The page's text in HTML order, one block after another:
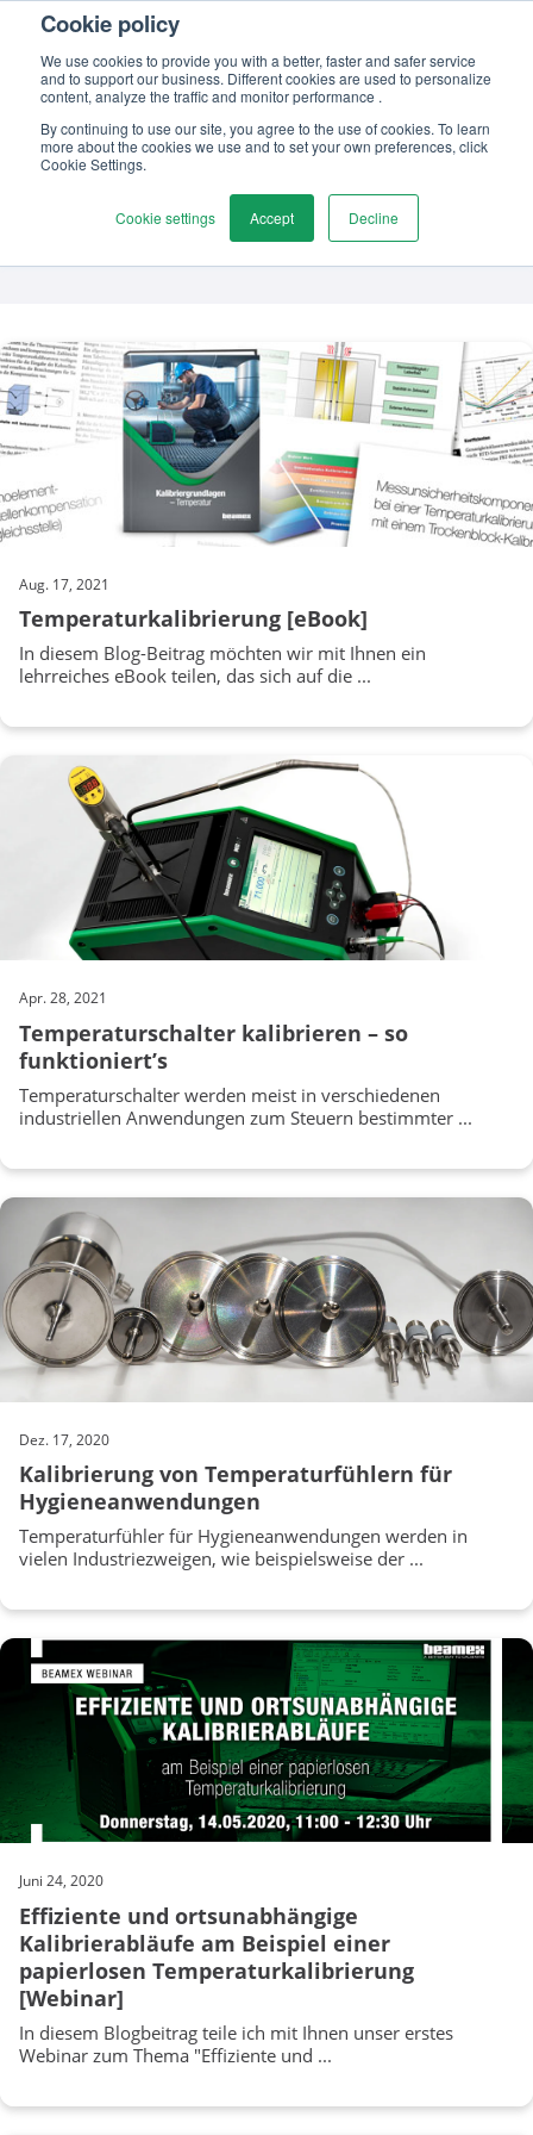
Cookie policy
We use cookies to provide you with a better, faster and safer service
and to support our business. Different cookies are used to personalize
content, analyze the traffic and monitor performance .
By continuing to use our site, you agree to the use of cookies. To learn
more about the cookies we use and to set your own preferences, click
Cookie Settings.
Cookie settings Accept Decline
Themen
Temperaturkalibrierung
Aug. 17, 2021
Temperaturkalibrierung [eBook]
In diesem Blog-Beitrag möchten wir mit Ihnen ein
lehrreiches eBook teilen, das sich auf die ...
Apr. 28, 2021
Temperaturschalter kalibrieren – so
funktioniert’s
Temperaturschalter werden meist in verschiedenen
industriellen Anwendungen zum Steuern bestimmter ...
Dez. 17, 2020
Kalibrierung von Temperaturfühlern für
Hygieneanwendungen
Temperaturfühler für Hygieneanwendungen werden in
vielen Industriezweigen, wie beispielsweise der ...
Juni 24, 2020
Effiziente und ortsunabhängige
Kalibrierabläufe am Beispiel einer
papierlosen Temperaturkalibrierung
[Webinar]
In diesem Blogbeitrag teile ich mit Ihnen unser erstes
Webinar zum Thema "Effiziente und ...